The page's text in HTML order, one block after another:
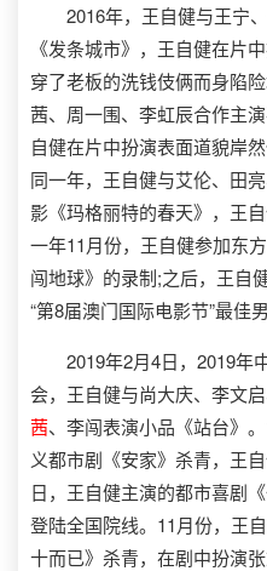
2016年，王自健与王宁、
《发条城市》，王自健在片
穿了老板的洗钱伎俩而身陷
茜、周一围、李虹辰合作主
自健在片中扮演表面道貌岸
同一年，王自健与艾伦、田
影《玛格丽特的春天》，王
一年11月份，王自健参加东
闯地球》的录制;之后，王自
“第8届澳门国际电影节”最佳
2019年2月4日，2019年
会，王自健与尚大庆、李文启
茜、李闯表演小品《站台》
义都市剧《安家》杀青，王
日，王自健主演的都市喜剧
登陆全国院线。11月份，王
十而已》杀青，在剧中扮演张